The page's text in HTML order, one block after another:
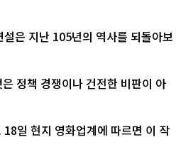
은 지난 105년의 역사를 되돌아보
정책 경쟁이나 건전한 비판이 아